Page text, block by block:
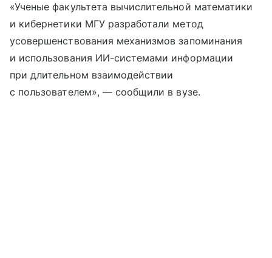
«Ученые факультета вычислительной математики
и кибернетики МГУ разработали метод
усовершенствования механизмов запоминания
и использования ИИ-системами информации
при длительном взаимодействии
с пользователем», — сообщили в вузе.